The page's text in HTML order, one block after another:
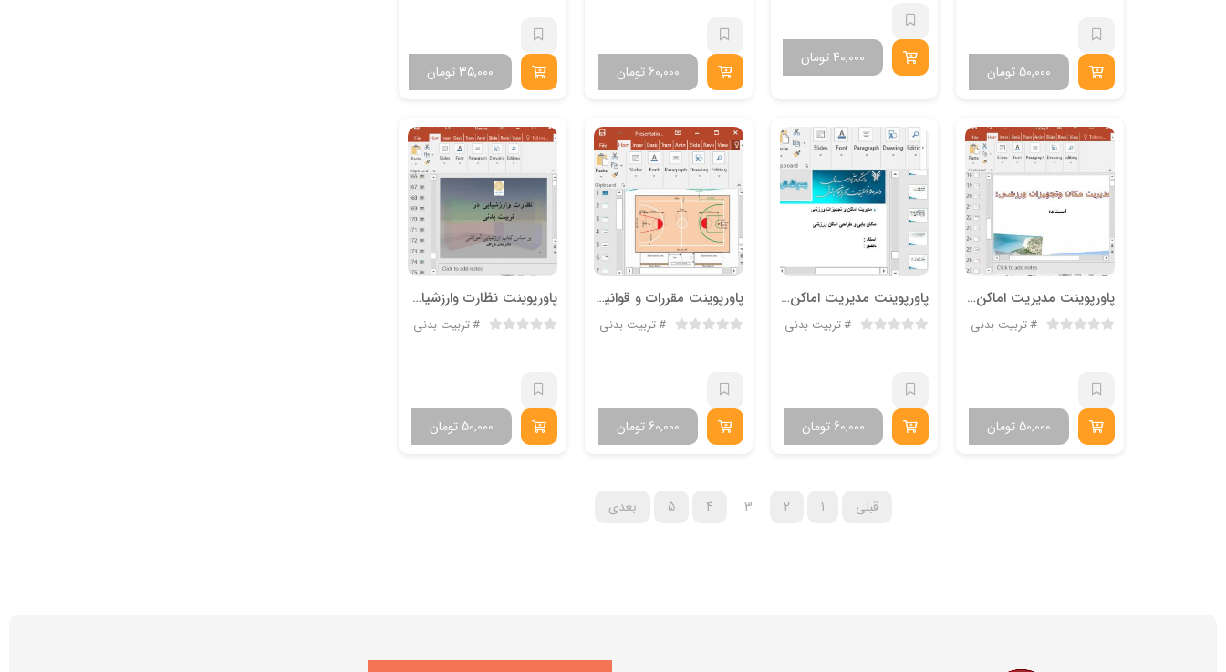
تومان 50,000
تومان40,000
تومان60,000 تومان35,000
پاورپوینت مدیریت اماکن و تجهیزات ورزشی
تربیت بدنی
تومان 50,000
پاورپوینت مدیریت اماکن و تجهیزات ورزشی مکان یابی و طراحی اماکن ورزشی
تربیت بدنی
تومان 60,000
پاورپوینت مقررات و قوانین بسكتبال
تربیت بدنی
تومان60,000
پاورپوینت نظارت وارزشیابی در تربیت بدنی
تربیت بدنی
تومان50,000
قبلی 1
2
3
4
5 بعدی